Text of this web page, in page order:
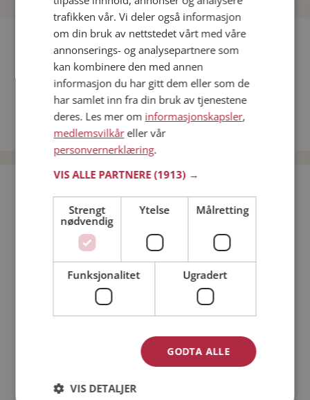
Fler single
Menn fra Asker
Date kvinner i Norge
Date menn i Norge
Jeg er en: Mann Kvinne
Min alder:
trafikken vår. Vi deler også informasjon
om din bruk av nettstedet vårt med våre
annonserings- og analysepartnere som
kan kombinere den med annen
informasjon du har gitt dem eller som de
har samlet inn fra din bruk av tjenestene
deres. Les mer om informasjonskapsler,
medlemsvilkåreller vår
personvernerklæring.
VIS ALLE PARTNERE(1913) →
Strengt
nødvendig
Ytelse Målretting
Funksjonalitet Ugradert
GODTA ALLE
VIS DETALJER